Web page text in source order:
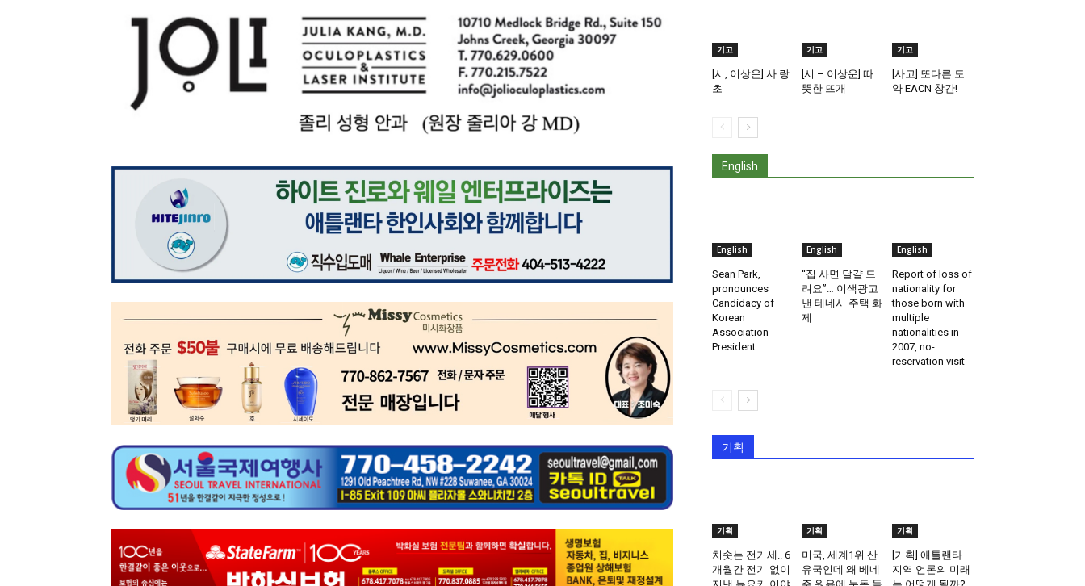
기고
[시, 이상운] 사 랑
초
기고
[시 – 이상운] 따
뜻한 뜨개
기고
[사고] 또다른 도
약 EACN 창간!
English
English
Sean Park,
pronounces
Candidacy of
Korean
Association
President
English
“집 사면 달걀 드
려요”… 이색광고
낸 테네시 주택 화
제
English
Report of loss of
nationality for
those born with
multiple
nationalities in
2007, no-
reservation visit
기획
기획
치솟는 전기세.. 6
개월간 전기 없이
기획
미국, 세계1위 산
유국인데 왜 베네
기획
[기획] 애틀랜타
지역 언론의 미래